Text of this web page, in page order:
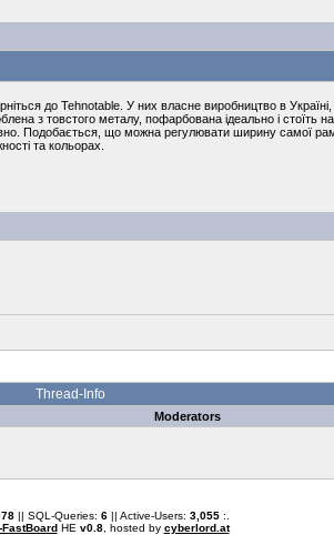
до Tehnotable. У них власне виробництво в
з товстого металу, пофарбована ідеально і стоїть
Подобається, що можна регулювати ширину самої рами
та кольорах.
Thread-Info
Moderators
|| SQL-Queries: 6|| Active-Users: 3,055:.
FastBoardHE v0.8, hosted by cyberlord.at